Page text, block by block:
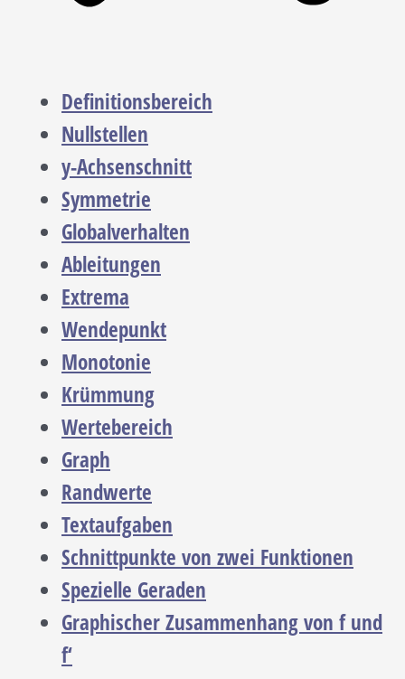
Definitionsbereich
Nullstellen
y-Achsenschnitt
Symmetrie
Globalverhalten
Ableitungen
Extrema
Wendepunkt
Monotonie
Krümmung
Wertebereich
Graph
Randwerte
Textaufgaben
Schnittpunkte von zwei Funktionen
Spezielle Geraden
Graphischer Zusammenhang von f und
f‘